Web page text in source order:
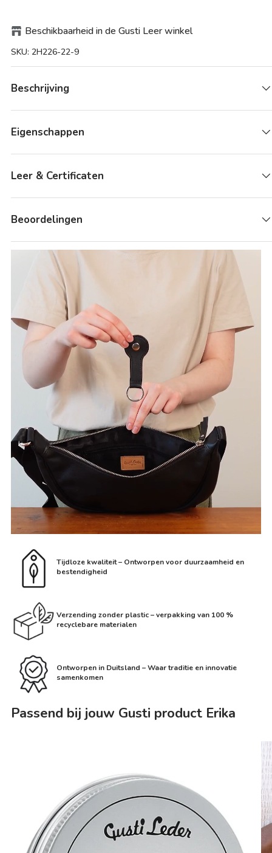
Beschikbaarheid in de Gusti Leer winkel
SKU: 2H226-22-9
Beschrijving
Eigenschappen
Leer & Certificaten
Beoordelingen
Tijdloze kwaliteit – Ontworpen voor duurzaamheid en
bestendigheid
Verzending zonder plastic – verpakking van 100 %
recyclebare materialen
Ontworpen in Duitsland – Waar traditie en innovatie
samenkomen
Passend bij jouw Gusti product Erika